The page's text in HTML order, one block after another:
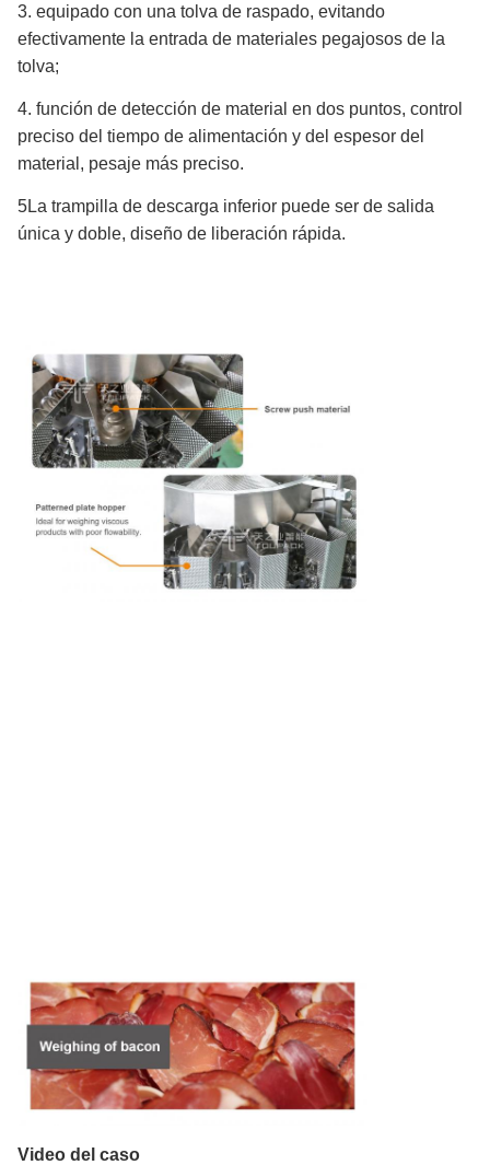
3. equipado con una tolva de raspado, evitando
efectivamente la entrada de materiales pegajosos de la
tolva;
4. función de detección de material en dos puntos, control
preciso del tiempo de alimentación y del espesor del
material, pesaje más preciso.
5La trampilla de descarga inferior puede ser de salida
única y doble, diseño de liberación rápida.
Video del caso